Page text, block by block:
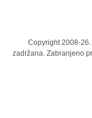
Copyright 2008-
zadržana. Zabranjeno